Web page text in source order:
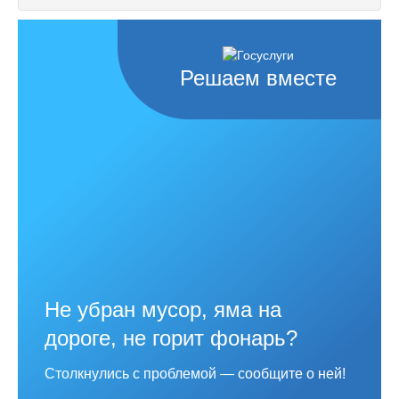
Решаем вместе
Не убран мусор, яма на
дороге, не горит фонарь?
Столкнулись с проблемой — сообщите о ней!